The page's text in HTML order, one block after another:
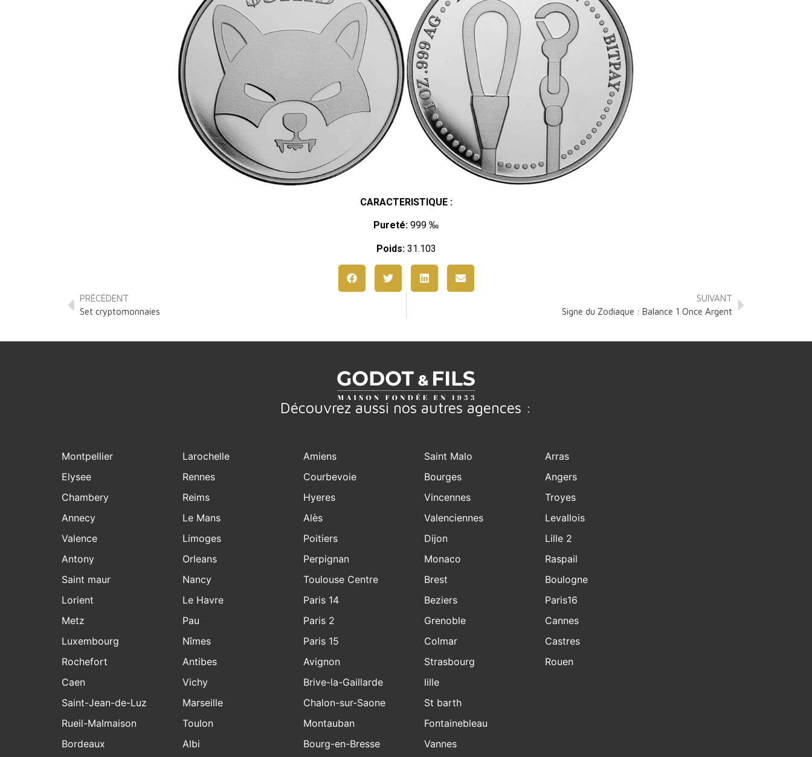
CARACTERISTIQUE :
Pureté: 999 ‰
Poids:31.103
PRÉCÉDENT
Set cryptomonnaies
SUIVANT
Signe du Zodiaque : Balance 1 Once Argent
Découvrez aussi nos autres agences :
Montpellier
Elysee
Chambery
Annecy
Valence
Antony
Saint maur
Lorient
Metz
Luxembourg
Rochefort
Larochelle
Rennes
Reims
Le Mans
Limoges
Orleans
Nancy
Le Havre
Pau
Nîmes
Antibes
Amiens
Courbevoie
Hyeres
Alès
Poitiers
Perpignan
Toulouse Centre
Paris 14
Paris 2
Paris 15
Avignon
Saint Malo
Bourges
Vincennes
Valenciennes
Dijon
Monaco
Brest
Beziers
Grenoble
Colmar
Strasbourg
Arras
Angers
Troyes
Levallois
Lille 2
Raspail
Boulogne
Paris16
Cannes
Castres
Rouen
Caen
Saint-Jean-de-Luz
Rueil-Malmaison
Bordeaux
Vichy
Marseille
Toulon
Albi
Brive-la-Gaillarde
Chalon-sur-Saone
Montauban
Bourg-en-Bresse
lille
St barth
Fontainebleau
Vannes